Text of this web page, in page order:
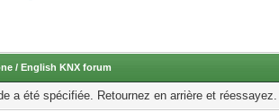
/ English KNX forum
a été spécifiée. Retournez en arrière et réessayez.